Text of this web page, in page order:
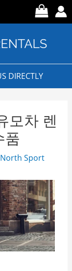
DIRECTLY
모차 렌
품
North Sport